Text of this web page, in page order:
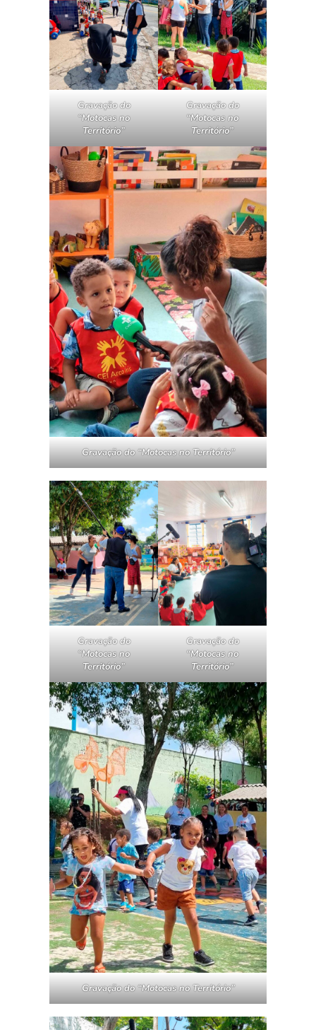
Gravação do
“Motocas no
Território”
Gravação do
“Motocas no
Território”
Gravação do “Motocas no Território”
Gravação do
“Motocas no
Território”
Gravação do
“Motocas no
Território”
Gravação do “Motocas no Território”